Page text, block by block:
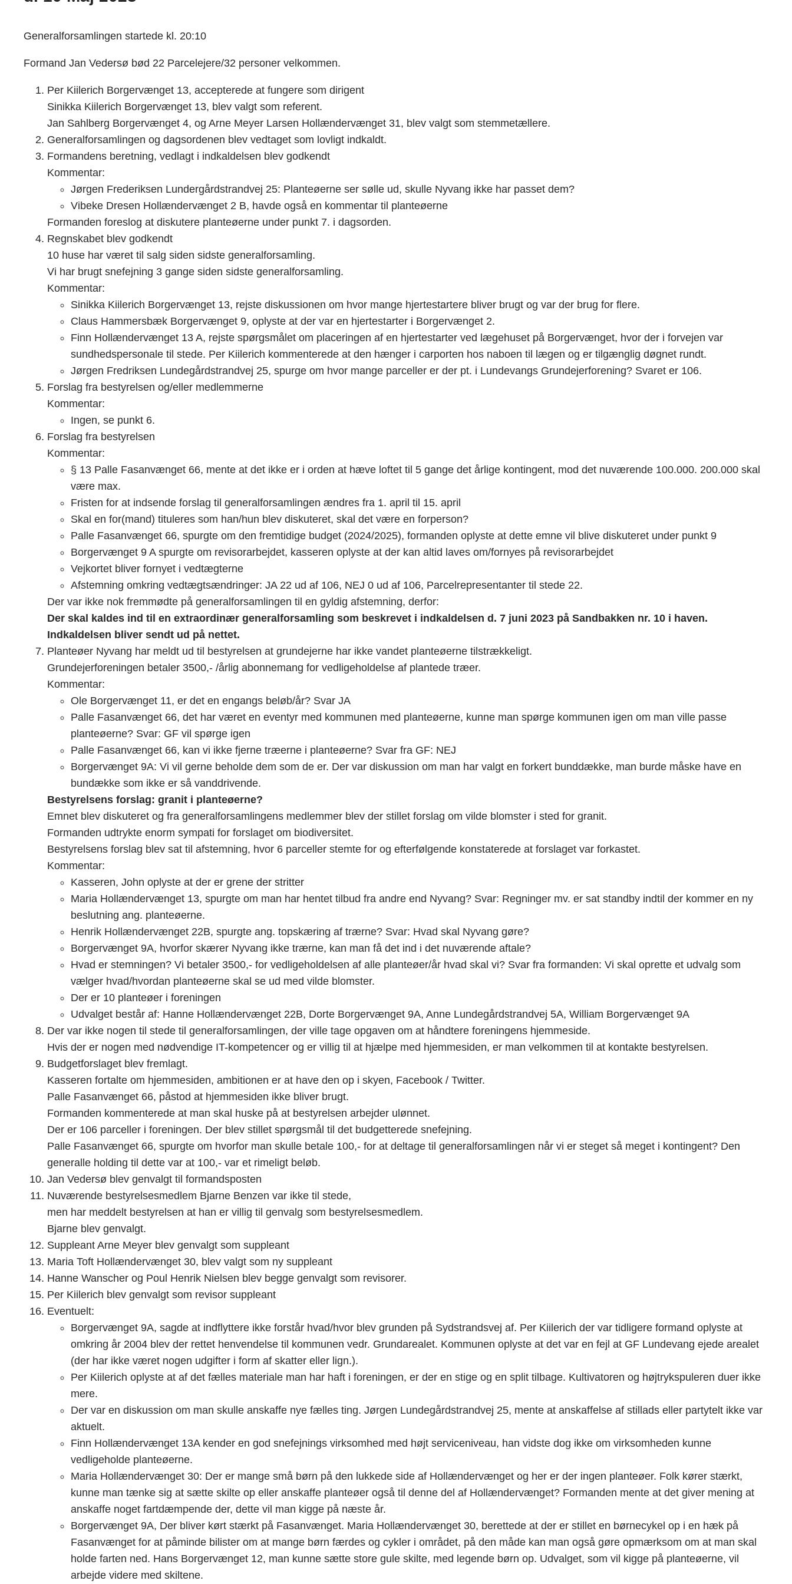
Generalforsamlingen startede kl. 20:10
Formand Jan Vedersø bød 22 Parcelejere/32 personer velkommen.
Per Kiilerich Borgervænget 13, accepterede at fungere som dirigent
Sinikka Kiilerich Borgervænget 13, blev valgt som referent.
Jan Sahlberg Borgervænget 4, og Arne Meyer Larsen Hollændervænget 31, blev valgt som stemmetællere.
Generalforsamlingen og dagsordenen blev vedtaget som lovligt indkaldt.
Formandens beretning, vedlagt i indkaldelsen blev godkendt
Kommentar:
Jørgen Frederiksen Lundergårdstrandvej 25: Planteøerne ser sølle ud, skulle Nyvang ikke har passet dem?
Vibeke Dresen Hollændervænget 2 B, havde også en kommentar til planteøerne
Formanden foreslog at diskutere planteøerne under punkt 7. i dagsorden.
Regnskabet blev godkendt
10 huse har været til salg siden sidste generalforsamling.
Vi har brugt snefejning 3 gange siden sidste generalforsamling.
Kommentar:
Sinikka Kiilerich Borgervænget 13, rejste diskussionen om hvor mange hjertestartere bliver brugt og var der brug for flere.
Claus Hammersbæk Borgervænget 9, oplyste at der var en hjertestarter i Borgervænget 2.
Finn Hollændervænget 13 A, rejste spørgsmålet om placeringen af en hjertestarter ved lægehuset på Borgervænget, hvor der i forvejen var
sundhedspersonale til stede. Per Kiilerich kommenterede at den hænger i carporten hos naboen til lægen og er tilgænglig døgnet rundt.
Jørgen Fredriksen Lundegårdstrandvej 25, spurge om hvor mange parceller er der pt. i Lundevangs Grundejerforening? Svaret er 106.
Forslag fra bestyrelsen og/eller medlemmerne
Kommentar:
Ingen, se punkt 6.
Forslag fra bestyrelsen
Kommentar:
§ 13 Palle Fasanvænget 66, mente at det ikke er i orden at hæve loftet til 5 gange det årlige kontingent, mod det nuværende 100.000. 200.000 skal
være max.
Fristen for at indsende forslag til generalforsamlingen ændres fra 1. april til 15. april
Skal en for(mand) tituleres som han/hun blev diskuteret, skal det være en forperson?
Palle Fasanvænget 66, spurgte om den fremtidige budget (2024/2025), formanden oplyste at dette emne vil blive diskuteret under punkt 9
Borgervænget 9 A spurgte om revisorarbejdet, kasseren oplyste at der kan altid laves om/fornyes på revisorarbejdet
Vejkortet bliver fornyet i vedtægterne
Afstemning omkring vedtægtsændringer: JA 22 ud af 106, NEJ 0 ud af 106, Parcelrepresentanter til stede 22.
Der var ikke nok fremmødte på generalforsamlingen til en gyldig afstemning, derfor:
Der skal kaldes ind til en extraordinær generalforsamling som beskrevet i indkaldelsen d. 7 juni 2023 på Sandbakken nr. 10 i haven.
Indkaldelsen bliver sendt ud på nettet.
Planteøer Nyvang har meldt ud til bestyrelsen at grundejerne har ikke vandet planteøerne tilstrækkeligt.
Grundejerforeningen betaler 3500,- /årlig abonnemang for vedligeholdelse af plantede træer.
Kommentar:
Ole Borgervænget 11, er det en engangs beløb/år? Svar JA
Palle Fasanvænget 66, det har været en eventyr med kommunen med planteøerne, kunne man spørge kommunen igen om man ville passe
planteøerne? Svar: GF vil spørge igen
Palle Fasanvænget 66, kan vi ikke fjerne træerne i planteøerne? Svar fra GF: NEJ
Borgervænget 9A: Vi vil gerne beholde dem som de er. Der var diskussion om man har valgt en forkert bunddække, man burde måske have en
bundække som ikke er så vanddrivende.
Bestyrelsens forslag: granit i planteøerne?
Emnet blev diskuteret og fra generalforsamlingens medlemmer blev der stillet forslag om vilde blomster i sted for granit.
Formanden udtrykte enorm sympati for forslaget om biodiversitet.
Bestyrelsens forslag blev sat til afstemning, hvor 6 parceller stemte for og efterfølgende konstaterede at forslaget var forkastet.
Kommentar:
Kasseren, John oplyste at der er grene der stritter
Maria Hollændervænget 13, spurgte om man har hentet tilbud fra andre end Nyvang? Svar: Regninger mv. er sat standby indtil der kommer en ny
beslutning ang. planteøerne.
Henrik Hollændervænget 22B, spurgte ang. topskæring af trærne? Svar: Hvad skal Nyvang gøre?
Borgervænget 9A, hvorfor skærer Nyvang ikke trærne, kan man få det ind i det nuværende aftale?
Hvad er stemningen? Vi betaler 3500,- for vedligeholdelsen af alle planteøer/år hvad skal vi? Svar fra formanden: Vi skal oprette et udvalg som
vælger hvad/hvordan planteøerne skal se ud med vilde blomster.
Der er 10 planteøer i foreningen
Udvalget består af: Hanne Hollændervænget 22B, Dorte Borgervænget 9A, Anne Lundegårdstrandvej 5A, William Borgervænget 9A
Der var ikke nogen til stede til generalforsamlingen, der ville tage opgaven om at håndtere foreningens hjemmeside.
Hvis der er nogen med nødvendige IT-kompetencer og er villig til at hjælpe med hjemmesiden, er man velkommen til at kontakte bestyrelsen.
Budgetforslaget blev fremlagt.
Kasseren fortalte om hjemmesiden, ambitionen er at have den op i skyen, Facebook / Twitter.
Palle Fasanvænget 66, påstod at hjemmesiden ikke bliver brugt.
Formanden kommenterede at man skal huske på at bestyrelsen arbejder ulønnet.
Der er 106 parceller i foreningen. Der blev stillet spørgsmål til det budgetterede snefejning.
Palle Fasanvænget 66, spurgte om hvorfor man skulle betale 100,- for at deltage til generalforsamlingen når vi er steget så meget i kontingent? Den
generalle holding til dette var at 100,- var et rimeligt beløb.
Jan Vedersø blev genvalgt til formandsposten
Nuværende bestyrelsesmedlem Bjarne Benzen var ikke til stede,
men har meddelt bestyrelsen at han er villig til genvalg som bestyrelsesmedlem.
Bjarne blev genvalgt.
Suppleant Arne Meyer blev genvalgt som suppleant
Maria Toft Hollændervænget 30, blev valgt som ny suppleant
Hanne Wanscher og Poul Henrik Nielsen blev begge genvalgt som revisorer.
Per Kiilerich blev genvalgt som revisor suppleant
Eventuelt:
Borgervænget 9A, sagde at indflyttere ikke forstår hvad/hvor blev grunden på Sydstrandsvej af. Per Kiilerich der var tidligere formand oplyste at
omkring år 2004 blev der rettet henvendelse til kommunen vedr. Grundarealet. Kommunen oplyste at det var en fejl at GF Lundevang ejede arealet
(der har ikke været nogen udgifter i form af skatter eller lign.).
Per Kiilerich oplyste at af det fælles materiale man har haft i foreningen, er der en stige og en split tilbage. Kultivatoren og højtrykspuleren duer ikke
mere.
Der var en diskussion om man skulle anskaffe nye fælles ting. Jørgen Lundegårdstrandvej 25, mente at anskaffelse af stillads eller partytelt ikke var
aktuelt.
Finn Hollændervænget 13A kender en god snefejnings virksomhed med højt serviceniveau, han vidste dog ikke om virksomheden kunne
vedligeholde planteøerne.
Maria Hollændervænget 30: Der er mange små børn på den lukkede side af Hollændervænget og her er der ingen planteøer. Folk kører stærkt,
kunne man tænke sig at sætte skilte op eller anskaffe planteøer også til denne del af Hollændervænget? Formanden mente at det giver mening at
anskaffe noget fartdæmpende der, dette vil man kigge på næste år.
Borgervænget 9A, Der bliver kørt stærkt på Fasanvænget. Maria Hollændervænget 30, berettede at der er stillet en børnecykel op i en hæk på
Fasanvænget for at påminde bilister om at mange børn færdes og cykler i området, på den måde kan man også gøre opmærksom om at man skal
holde farten ned. Hans Borgervænget 12, man kunne sætte store gule skilte, med legende børn op. Udvalget, som vil kigge på planteøerne, vil
arbejde videre med skiltene.